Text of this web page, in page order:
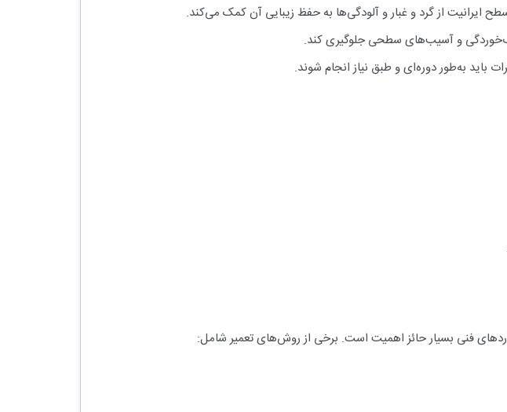
ایرانیت از گرد و غبار و آلودگی‌ها به حفظ زیبایی آن کمک می‌کند.
و آسیب‌های سطحی جلوگیری کند.
باید به‌طور دوره‌ای و طبق نیاز انجام شوند.
فنی بسیار حائز اهمیت است. برخی از روش‌های تعمیر شامل: